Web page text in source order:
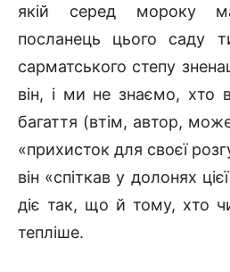
якій серед мороку
посланець цього саду
сарматського степу
він, і ми не знаємо, хто
багаття (втім, автор,
«прихисток для своєї
він «спіткав у долонях
діє так, що й тому, хто
тепліше.